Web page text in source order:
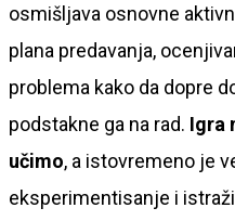
osmišljava osnovne
plana predavanja,
problema kako da dopre
podstakne ga na rad. Igra
učimo, a istovremeno je
eksperimentisanje i